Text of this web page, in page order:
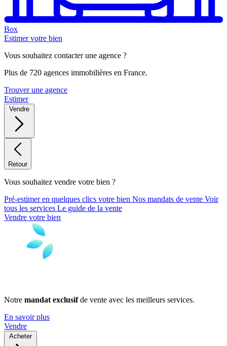
Box
Estimer votre bien
Vous souhaitez contacter une agence ?
Plus de 720 agences immobilières en France.
Trouver une agence
Estimer
Vendre
Retour
Vous souhaitez vendre votre bien ?
Pré-estimer en quelques clics votre bien Nos mandats de vente Voir
tous les services Le guide de la vente
Vendre votre bien
Notre mandat exclusifde vente avec les meilleurs services.
En savoir plus
Vendre
Acheter